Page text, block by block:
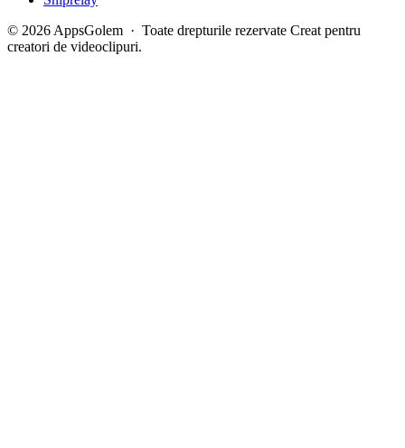
© 2026 AppsGolem · Toate drepturile rezervate Creat pentru
creatori de videoclipuri.